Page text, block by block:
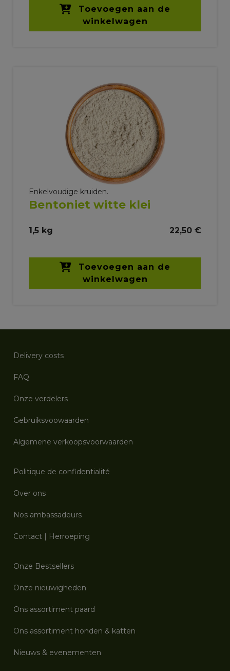
Toevoegen aan de
winkelwagen
Enkelvoudige kruiden.
Bentoniet witte klei
1,5 kg 22,50 €
Toevoegen aan de
winkelwagen
Delivery costs
FAQ
Onze verdelers
Gebruiksvoowaarden
Algemene verkoopsvoorwaarden
Politique de confidentialité
Over ons
Nos ambassadeurs
Contact | Herroeping
Onze Bestsellers
Onze nieuwigheden
Ons assortiment paard
Ons assortiment honden & katten
Nieuws & evenementen